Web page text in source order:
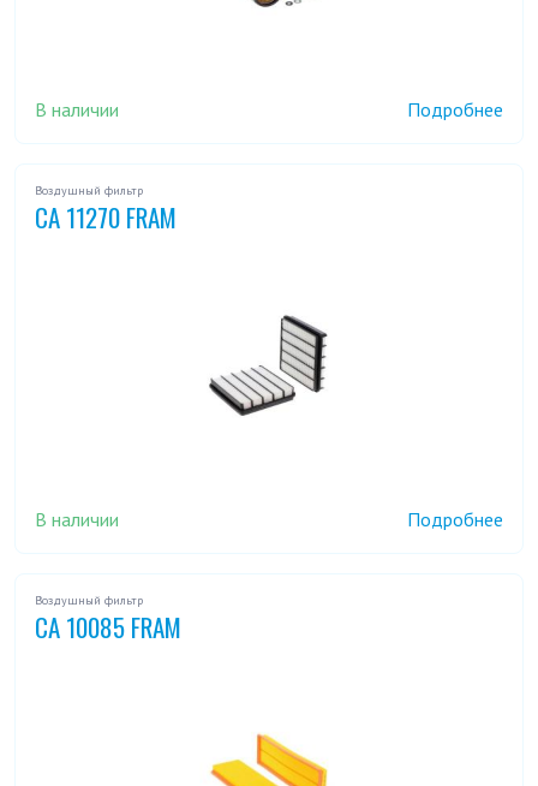
В наличии Подробнее
Воздушный фильтр
CA 11270 FRAM
В наличии Подробнее
Воздушный фильтр
CA 10085 FRAM